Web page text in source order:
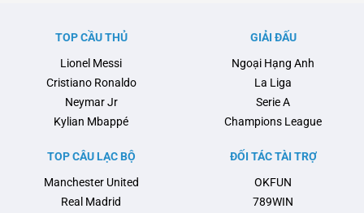
gia đã quyết định tẩy chay sự
từng được kỳ vọng sẽ mang lại
TOP CẦU THỦ
Lionel Messi
Cristiano Ronaldo
Neymar Jr
Kylian Mbappé
GIẢI ĐẤU
Ngoại Hạng Anh
La Liga
Serie A
Champions League
TOP CÂU LẠC BỘ
Manchester United
Real Madrid
ĐỐI TÁC TÀI TRỢ
OKFUN
789WIN